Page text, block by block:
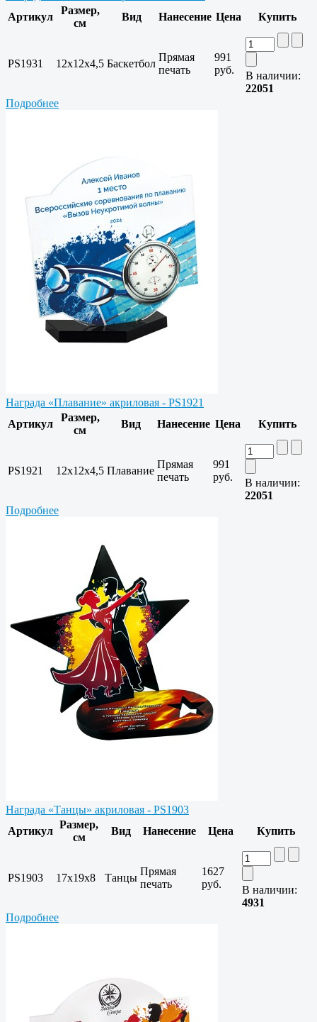
Артикул
Размер,
см
Вид Нанесение Цена Купить
PS1931 12х12х4,5 Баскетбол
Прямая
печать
991
руб.
В наличии:
22051
Подробнее
Награда «Плавание» акриловая - PS1921
Артикул
Размер,
см
Вид Нанесение Цена Купить
PS1921 12х12х4,5 Плавание
Прямая
печать
991
руб.
В наличии:
22051
Подробнее
Награда «Танцы» акриловая - PS1903
Артикул
Размер,
см
Вид Нанесение Цена Купить
PS1903 17х19х8 Танцы
Прямая
печать
1627
руб.
В наличии:
4931
Подробнее